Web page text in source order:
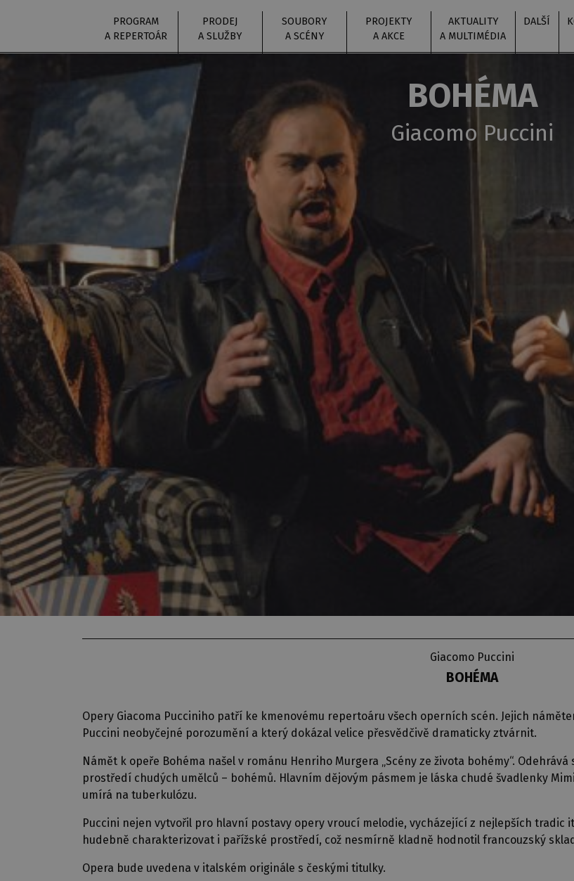
PROGRAM
A REPERTOÁR
PRODEJ
A SLUŽBY
SOUBORY
A SCÉNY
PROJEKTY
A AKCE
AKTUALITY
A MULTIMÉDIA
DALŠÍ
BOHÉMA
Giacomo Puccini
Giacomo Puccini
BOHÉMA
Opery Giacoma Pucciniho patří ke kmenovému repertoáru všech operních scén. Jejich
Puccini neobyčejné porozumění a který dokázal velice přesvědčivě dramaticky ztvárnit.
Námět k opeře Bohéma našel v románu Henriho Murgera „Scény ze života bohémy“.
prostředí chudých umělců – bohémů. Hlavním dějovým pásmem je láska chudé švadlenky
umírá na tuberkulózu.
Puccini nejen vytvořil pro hlavní postavy opery vroucí melodie, vycházející z nejlepších tradic
hudebně charakterizovat i pařížské prostředí, což nesmírně kladně hodnotil francouzský
Opera bude uvedena v italském originále s českými titulky.